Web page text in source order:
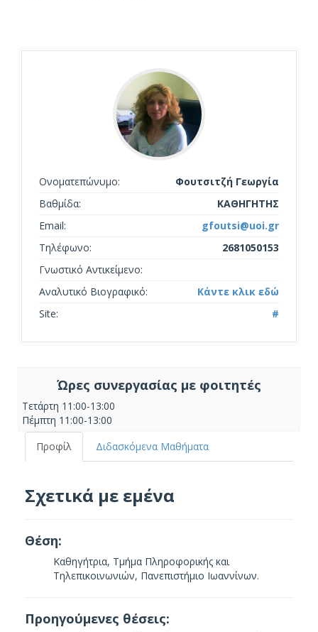
Ονοματεπώνυμο:
Φουτσιτζή Γεωργία
Βαθμίδα:
ΚΑΘΗΓΗΤΗΣ
Email:
gfoutsi@uoi.gr
Τηλέφωνο:
2681050153
Γνωστικό Αντικείμενο:
Αναλυτικό Βιογραφικό:
Κάντε κλικ εδώ
Site:
#
Ώρες συνεργασίας με φοιτητές
Τετάρτη 11:00-13:00
Πέμπτη 11:00-13:00
Προφίλ
Διδασκόμενα Μαθήματα
Σχετικά με εμένα
Θέση:
Καθηγήτρια, Τμήμα Πληροφορικής και
Τηλεπικοινωνιών, Πανεπιστήμιο Ιωαννίνων.
Προηγούμενες θέσεις: